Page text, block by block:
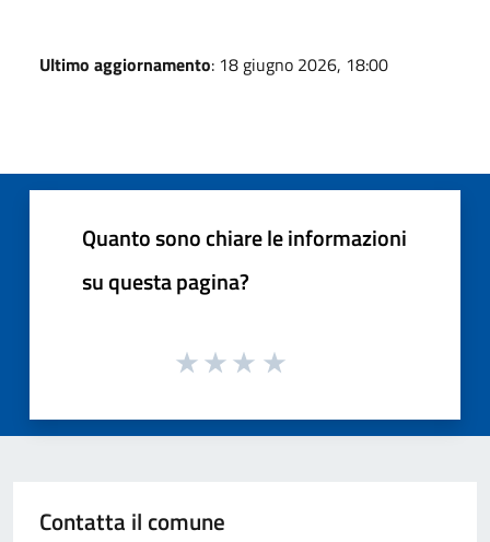
Ultimo aggiornamento: 18 giugno 2026, 18:00
Quanto sono chiare le informazioni
su questa pagina?
Contatta il comune